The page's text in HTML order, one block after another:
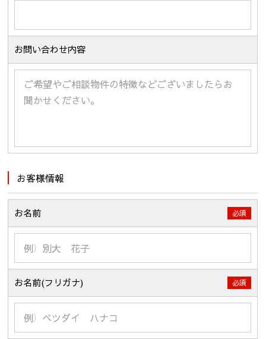
お問い合わせ内容
お客様情報
お名前 必須
お名前(フリガナ) 必須